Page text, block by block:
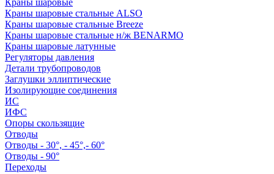
Краны шаровые стальные ALSO
Краны шаровые стальные Breeze
Краны шаровые стальные н/ж BENARMO
Краны шаровые латунные
Регуляторы давления
Детали трубопроводов
Заглушки эллиптические
Изолирующие соединения
ИС
ИФС
Опоры скользящие
Отводы
Отводы - 30°, - 45°,- 60°
Отводы - 90°
Переходы